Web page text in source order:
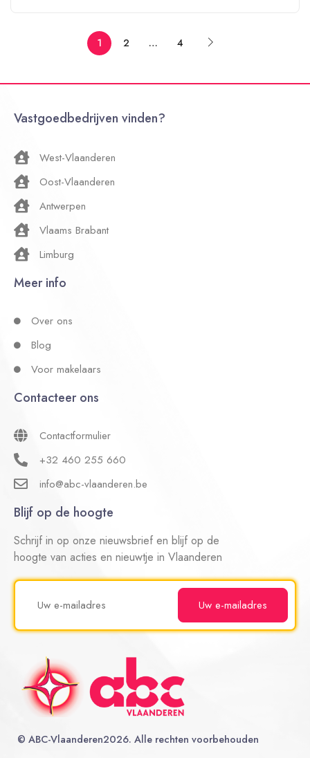
1 2 … 4
Vastgoedbedrijven vinden?
West-Vlaanderen
Oost-Vlaanderen
Antwerpen
Vlaams Brabant
Limburg
Meer info
Over ons
Blog
Voor makelaars
Contacteer ons
Contactformulier
+32 460 255 660
info@abc-vlaanderen.be
Blijf op de hoogte
Schrijf in op onze nieuwsbrief en blijf op de
hoogte van acties en nieuwtje in Vlaanderen
© ABC-Vlaanderen2026. Alle rechten voorbehouden